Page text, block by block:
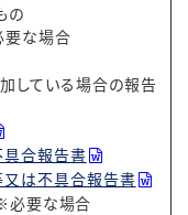
の
な場合
している場合の報告
合報告書
は不具合報告書
要な場合